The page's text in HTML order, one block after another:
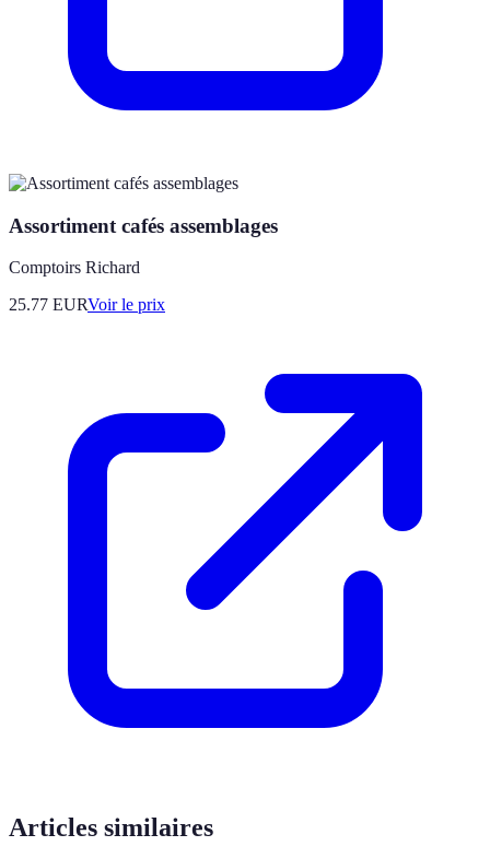
Assortiment cafés assemblages
Comptoirs Richard
25.77 EURVoir le prix
Articles similaires